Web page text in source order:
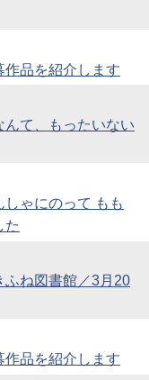
作品を紹介します
んて、もったいない
しゃにのって もも
た
ふね図書館／3月20
作品を紹介します